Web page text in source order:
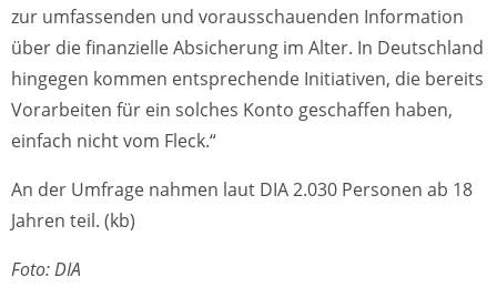
zur umfassenden und vorausschauenden Information
über die finanzielle Absicherung im Alter. In Deutschland
hingegen kommen entsprechende Initiativen, die bereits
Vorarbeiten für ein solches Konto geschaffen haben,
einfach nicht vom Fleck.“
An der Umfrage nahmen laut DIA 2.030 Personen ab 18
Jahren teil. (kb)
Foto: DIA